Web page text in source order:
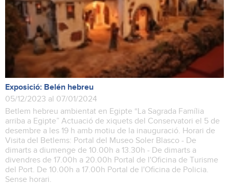
Exposició: Belén hebreu
05/12/2023 al 07/01/2024
Betlem hebreu ambientat en Egipte “La Sagrada Família
arriba a Egipte” Actuació de xiquets del Conservatori el 5 de
desembre a les 19 h amb motiu de la inauguració. Horari de
Visita del Betlems: Portal del Museo Soler Blasco - De
dimarts a diumenge de 10.00h a 13.30h - De dimarts a
divendres de 17.00h a 20.00h Portal de l'Oficina de Turisme
del Port. De 10.00h a 17.00h Portal de l'Oficina de Policia.
Sense horari.